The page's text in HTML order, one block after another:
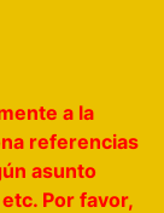
a la
referencias
asunto
Por favor,